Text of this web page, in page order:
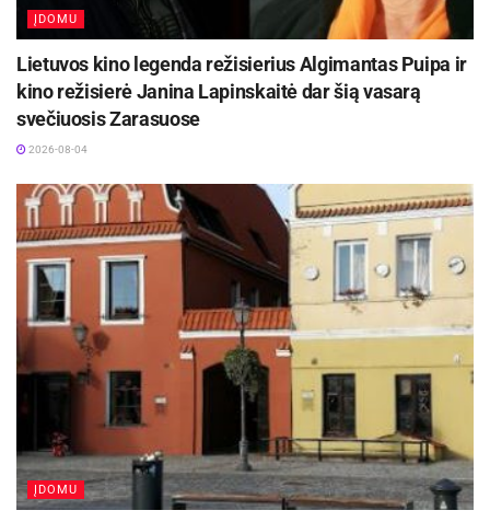
ĮDOMU
Lietuvos kino legenda režisierius Algimantas Puipa ir
kino režisierė Janina Lapinskaitė dar šią vasarą
svečiuosis Zarasuose
2026-08-04
ĮDOMU